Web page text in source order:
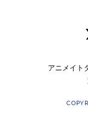
アニメイト